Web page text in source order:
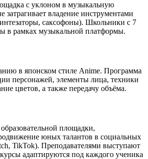
с уклоном в музыкальную
затрагивает владение инструментами
саксофоны). Школьники с 7
в рамках музыкальной платформы.
в японском стиле Anime. Программа
персонажей, элементы лица, техники
цветов, а также передачу объёма.
площадки,
юных талантов в социальных
TikTok). Преподавателями выступают
адаптируются под каждого ученика